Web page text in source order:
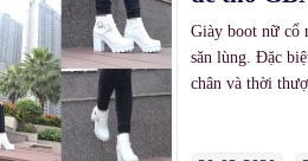
Giày boot nữ cổ
săn lùng. Đặc
chân và thời